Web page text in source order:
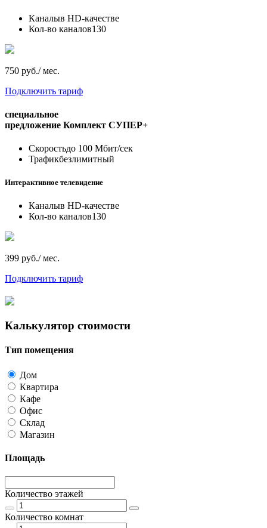
Каналыв HD-качестве
Кол-во каналов130
750 руб./ мес.
Подключить тариф
специальное
предложение Комплект СУПЕР+
Скоростьдо 100 Мбит/сек
Трафикбезлимитный
Интерактивное телевидение
Каналыв HD-качестве
Кол-во каналов130
399 руб./ мес.
Подключить тариф
Калькулятор стоимости
Тип помещения
Дом
Квартира
Кафе
Офис
Склад
Магазин
Площадь
Количество этажей
Количество комнат